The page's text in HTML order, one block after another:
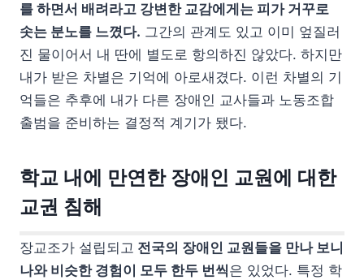
를 하면서 배려라고 강변한 교감에게는 피가 거꾸로
솟는 분노를 느꼈다. 그간의 관계도 있고 이미 엎질러
진 물이어서 내 딴에 별도로 항의하진 않았다. 하지만
내가 받은 차별은 기억에 아로새겼다. 이런 차별의 기
억들은 추후에 내가 다른 장애인 교사들과 노동조합
출범을 준비하는 결정적 계기가 됐다.
학교 내에 만연한 장애인 교원에 대한
교권 침해
장교조가 설립되고 전국의 장애인 교원들을 만나 보니
나와 비슷한 경험이 모두 한두 번씩은 있었다. 특정 학